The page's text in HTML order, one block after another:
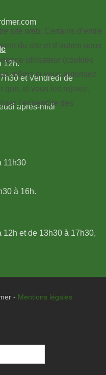
12h.
et Vendredi de
après-midi
11h30
à 16h.
12h et de 13h30 à 17h30,
- Mentions légales
site web. Certains d’entre
du site et d’autres nous
utilisateur (cookies
même si vous autorisez
que, si vous les rejetez,
l’ensemble des